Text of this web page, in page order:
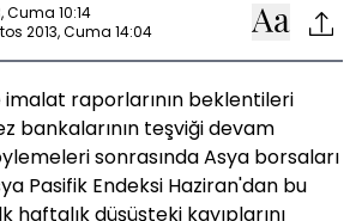
Cuma 10:14
2013, Cuma 14:04
raporlarının beklentileri
bankalarının teşviği devam
sonrasında Asya borsaları
Pasifik Endeksi Haziran'dan bu
haftalık düşüşteki kayıplarını